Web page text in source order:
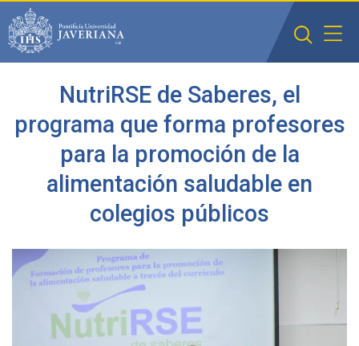
Saltar al contenido principal
NutriRSE de Saberes, el
programa que forma profesores
para la promoción de la
alimentación saludable en
colegios públicos